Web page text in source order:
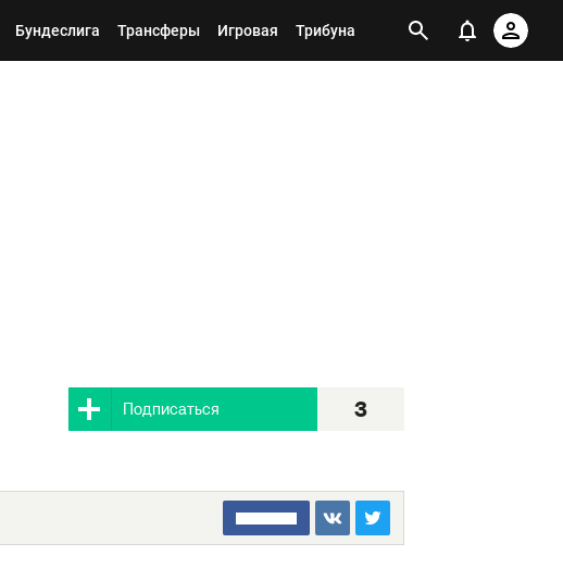
Бундеслига Трансферы Игровая Трибуна
Подписаться 3
□□□□□□□□